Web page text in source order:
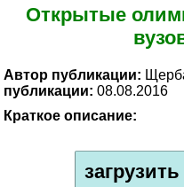
Открытые
Автор публикации:
публикации: 08.08.2016
Краткое описание: